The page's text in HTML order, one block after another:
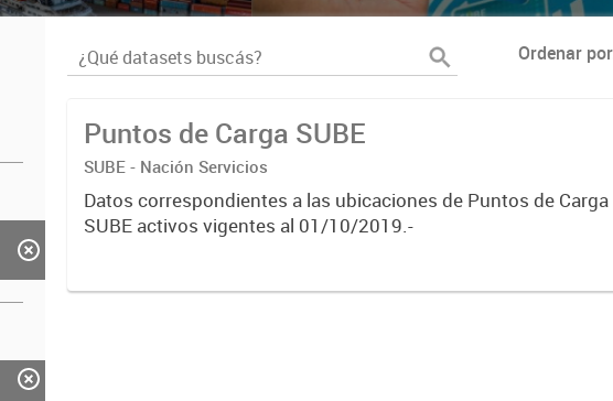
Ordenar por
Puntos de Carga SUBE
SUBE - Nación Servicios
Datos correspondientes a las ubicaciones de Puntos de Carga
SUBE activos vigentes al 01/10/2019.-